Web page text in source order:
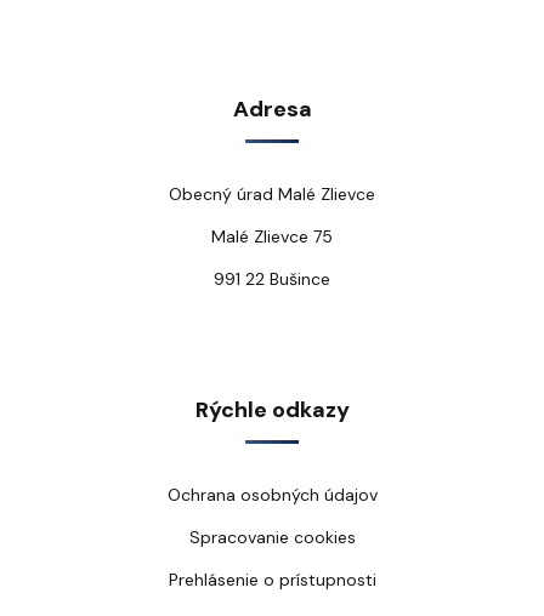
Adresa
Obecný úrad Malé Zlievce
Malé Zlievce 75
991 22 Bušince
Rýchle odkazy
Ochrana osobných údajov
Spracovanie cookies
Prehlásenie o prístupnosti